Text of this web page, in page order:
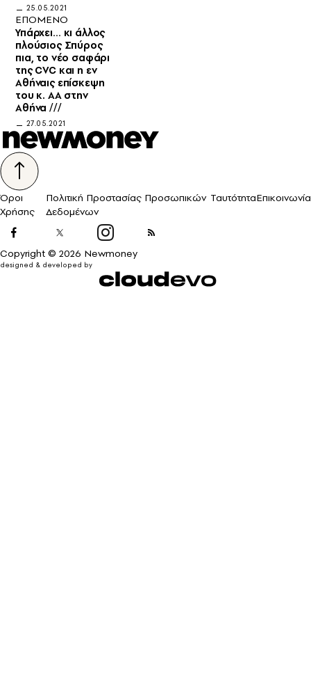
25.05.2021
ΕΠΟΜΕΝΟ
Υπάρχει… κι άλλος
πλούσιος Σπύρος
πια, το νέο σαφάρι
της CVC και η εν
Αθήναις επίσκεψη
του κ. AA στην
Αθήνα ///
27.05.2021
Όροι
Χρήσης
Πολιτική Προστασίας Προσωπικών
Δεδομένων
ΤαυτότηταΕπικοινωνία
Copyright © 2026 Newmoney
designed & developed by